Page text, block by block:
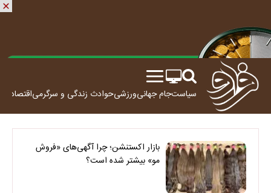
سیاستجام جهانیورزشیحوادث زندگی و سرگرمیاقتصاد
بازار اکستنشن؛ چرا آگهی‌های «فروش
مو» بیشتر شده است؟